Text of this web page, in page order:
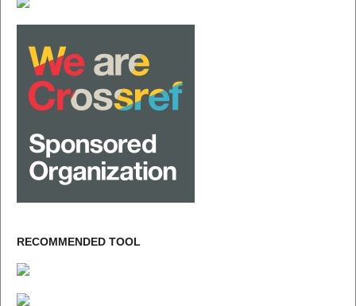
RECOMMENDED TOOL